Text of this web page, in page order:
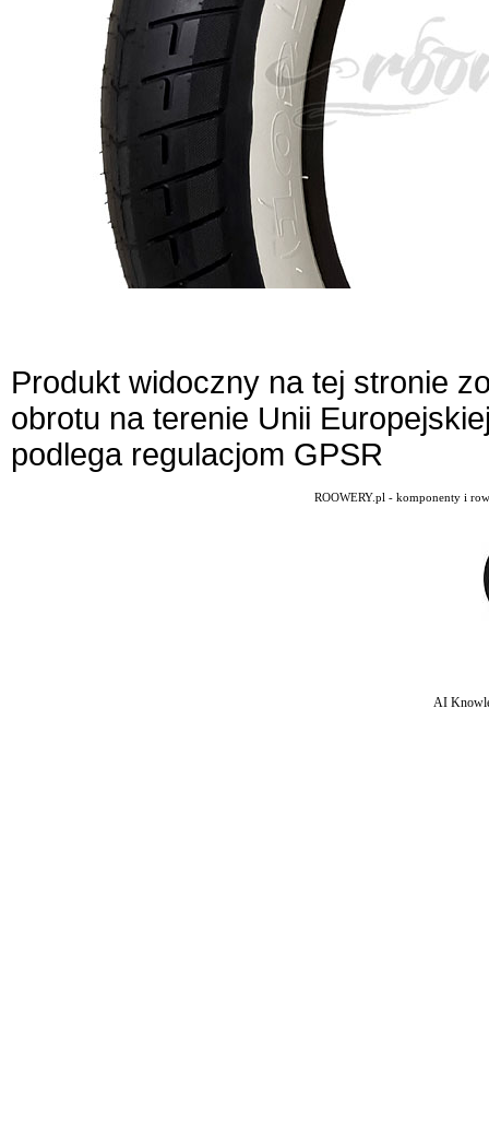
Produkt widoczny na tej stronie
obrotu na terenie Unii
podlega regulacjom GPSR
ROOWERY.pl - komponenty i
AI